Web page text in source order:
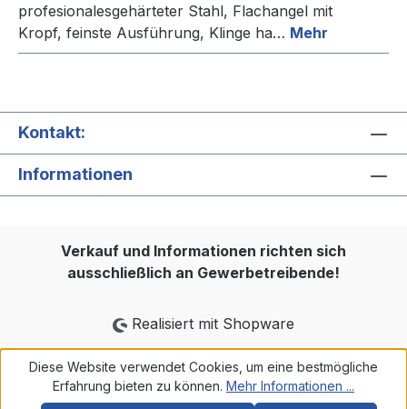
profesionalesgehärteter Stahl, Flachangel mit
Kropf, feinste Ausführung, Klinge ha… Mehr
Kontakt:
Informationen
Verkauf und Informationen richten sich
ausschließlich an Gewerbetreibende!
Realisiert mit Shopware
Diese Website verwendet Cookies, um eine bestmögliche
Erfahrung bieten zu können. Mehr Informationen ...